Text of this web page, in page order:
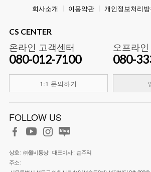
회사소개 이용약관 개인정보처리방
CS CENTER
온라인 고객센터
080-012-7100
1:1 문의하기
오프라
080-
FOLLOW US
상호 : ㈜월비통상 대표이사 : 손주익
주소 :